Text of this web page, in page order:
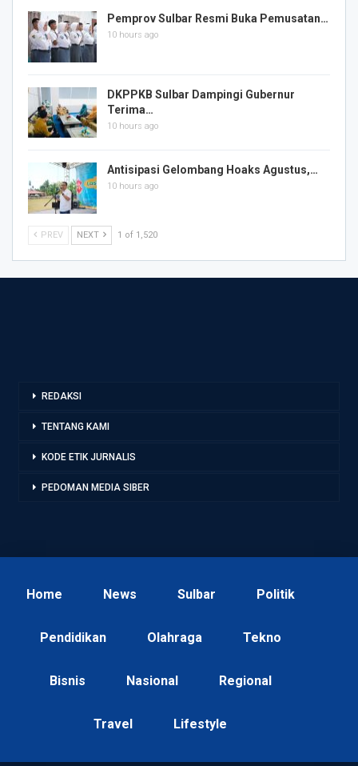
Pemprov Sulbar Resmi Buka Pemusatan…
10 hours ago
DKPPKB Sulbar Dampingi Gubernur
Terima…
10 hours ago
Antisipasi Gelombang Hoaks Agustus,…
10 hours ago
PREV NEXT 1 of 1,520
REDAKSI
TENTANG KAMI
KODE ETIK JURNALIS
PEDOMAN MEDIA SIBER
Home News Sulbar Politik
Pendidikan Olahraga Tekno
Bisnis Nasional Regional
Travel Lifestyle